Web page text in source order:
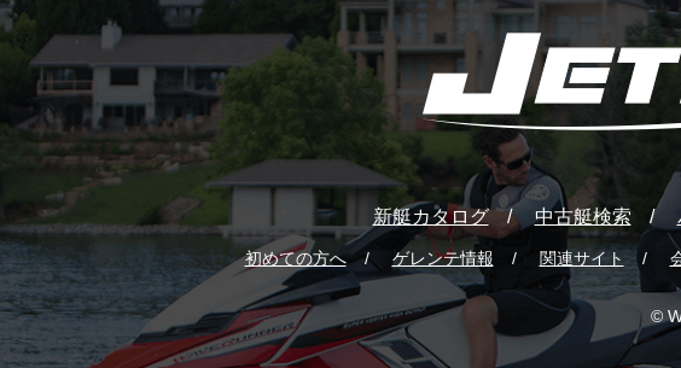
新艇カタログ 中古艇検索
初めての方へ ゲレンテ情報 関連サイト
©